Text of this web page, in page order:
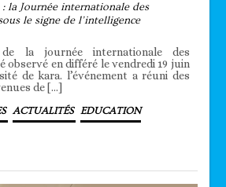
la Journée internationale des
le signe de l’intelligence
la journée internationale des
observé en différé le vendredi 19 juin
de kara. l’événement a réuni des
de […]
ACTUALITÉS EDUCATION